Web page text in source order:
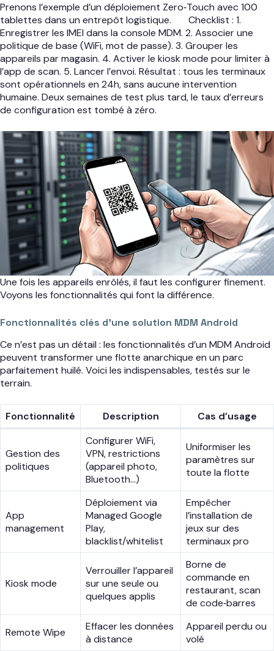
Prenons l’exemple d’un déploiement Zero‑Touch avec 100
tablettes dans un entrepôt logistique.
Checklist : 1.
Enregistrer les IMEI dans la console MDM. 2. Associer une
politique de base (WiFi, mot de passe). 3. Grouper les
appareils par magasin. 4. Activer le kiosk mode pour limiter à
l’app de scan. 5. Lancer l’envoi. Résultat : tous les terminaux
sont opérationnels en 24h, sans aucune intervention
humaine. Deux semaines de test plus tard, le taux d’erreurs
de configuration est tombé à zéro.
Une fois les appareils enrôlés, il faut les configurer finement.
Voyons les fonctionnalités qui font la différence.
Fonctionnalités clés d’une solution MDM Android
Ce n’est pas un détail : les fonctionnalités d’un MDM Android
peuvent transformer une flotte anarchique en un parc
parfaitement huilé. Voici les indispensables, testés sur le
terrain.
Fonctionnalité Description Cas d’usage
Gestion des
politiques
Configurer WiFi,
VPN, restrictions
(appareil photo,
Bluetooth…)
Uniformiser les
paramètres sur
toute la flotte
App
management
Déploiement via
Managed Google
Play,
blacklist/whitelist
Empêcher
l’installation de
jeux sur des
terminaux pro
Kiosk mode
Verrouiller l’appareil
sur une seule ou
quelques applis
Borne de
commande en
restaurant, scan
de code‑barres
Remote Wipe
Effacer les données
à distance
Appareil perdu ou
volé